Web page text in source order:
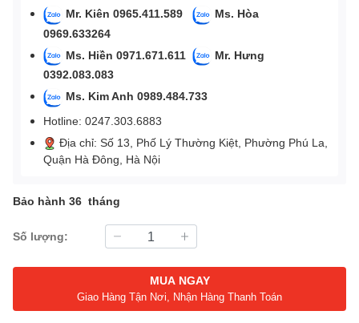
Mr. Kiên 0965.411.589
Ms. Hòa
0969.633264
Ms. Hiền 0971.671.611
Mr. Hưng
0392.083.083
Ms. Kim Anh 0989.484.733
Hotline: 0247.303.6883
Địa chỉ: Số 13, Phố Lý Thường Kiệt, Phường Phú La,
Quận Hà Đông, Hà Nội
Bảo hành 36 tháng
Số lượng:
MUA NGAY
Giao Hàng Tận Nơi, Nhận Hàng Thanh Toán